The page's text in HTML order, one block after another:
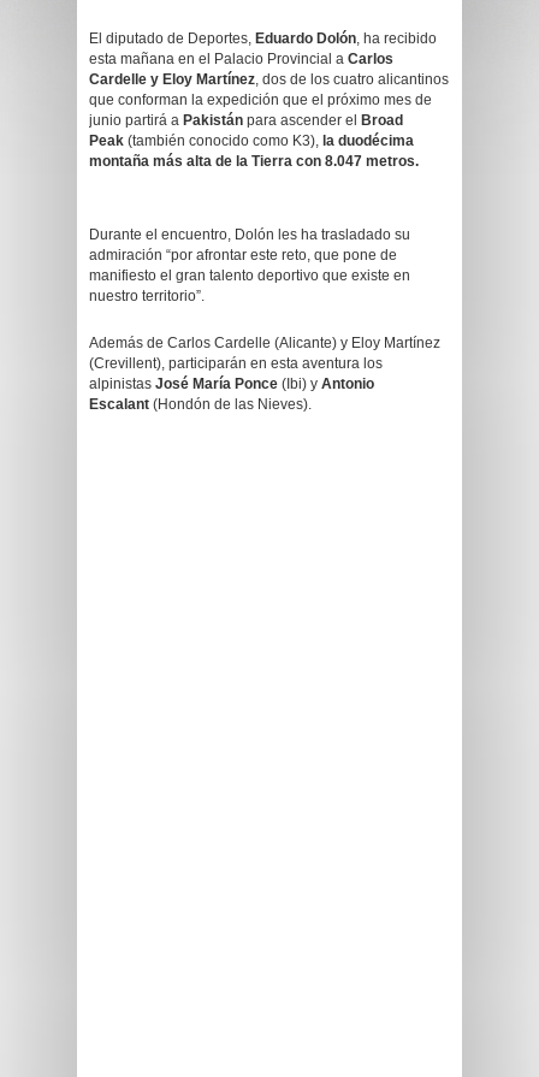
El diputado de Deportes, Eduardo Dolón, ha recibido
esta mañana en el Palacio Provincial a Carlos
Cardelle y Eloy Martínez, dos de los cuatro alicantinos
que conforman la expedición que el próximo mes de
junio partirá a Pakistán para ascender el
Broad
Peak (también conocido como K3), la duodécima
montaña más alta de la Tierra con 8.047 metros.
Durante el encuentro, Dolón les ha trasladado su
admiración “por afrontar este reto, que pone de
manifiesto el gran talento deportivo que existe en
nuestro territorio”.
Además de Carlos Cardelle (Alicante) y Eloy Martínez
(Crevillent), participarán en esta aventura los
alpinistas José María Ponce (Ibi) y Antonio
Escalant (Hondón de las Nieves).